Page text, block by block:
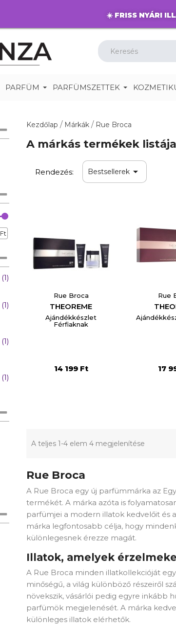
☀️ FRISS NYÁRI
PARFÜM PARFÜMSZETTEK
Ft
1
1
1
1
Kezdőlap Márkák Rue Broca
A márkás termékek
Rendezés: Bestsellerek
Rue Broca
THEOREME
Ajándékkészlet
Férfiaknak
14 199 Ft
Rue
17
A teljes 1-4 elem 4 megjelenítése
Rue Broca
A Rue Broca egy új parfümmárka az
termékét. A márka azóta is
parfümjei a modern illatok kedvelőit és
márka legfontosabb célja, hogy
különlegesnek érezze magát.
Illatok, amelyek
A Rue Broca minden illatkollekcióját
minőségű, a világ különböző részeiről
növekszik, vásárlói pedig egyre inkább
parfümök megjelenését. A márka
különleges illatok elérhetők.